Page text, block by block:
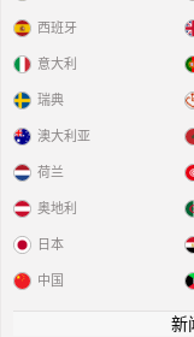
西班牙
意大利
瑞典
澳大利亚
荷兰
奥地利
日本
中国
新